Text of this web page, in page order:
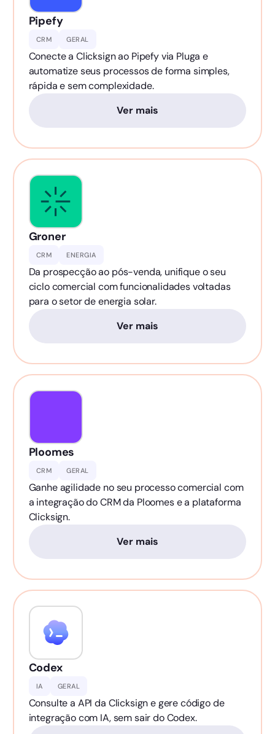
Pipefy
CRM GERAL
Conecte a Clicksign ao Pipefy via Pluga e
automatize seus processos de forma simples,
rápida e sem complexidade.
Ver mais
Groner
CRM ENERGIA
Da prospecção ao pós-venda, unifique o seu
ciclo comercial com funcionalidades voltadas
para o setor de energia solar.
Ver mais
Ploomes
CRM GERAL
Ganhe agilidade no seu processo comercial com
a integração do CRM da Ploomes e a plataforma
Clicksign.
Ver mais
Codex
IA GERAL
Consulte a API da Clicksign e gere código de
integração com IA, sem sair do Codex.